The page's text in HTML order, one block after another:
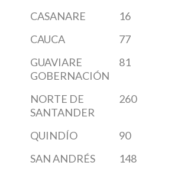
CASANARE
16
CAUCA
77
GUAVIARE
GOBERNACIÓN
81
NORTE DE
SANTANDER
260
QUINDÍO 90
SAN ANDRÉS
148